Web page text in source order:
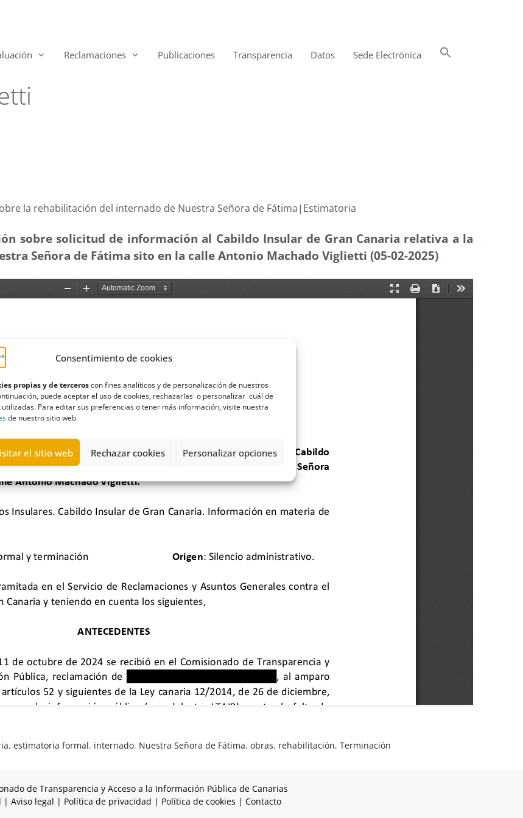
Consentimiento de cookies
propias y de terceroscon fines analíticos y de personalización de nuestros
puede aceptar el uso de cookies, rechazarlas o personalizar cuál de
Para editar sus preferencias o tener más información, visite nuestra
de nuestro sitio web.
el sitio web Rechazar cookies Personalizar opciones
Reclamaciones Publicaciones Transparencia Datos Sede Electrónica
sobre la rehabilitación del internado de Nuestra Señora de Fátima|Estimatoria
sobre solicitud de información al Cabildo Insular de Gran Canaria relativa a la
Señora de Fátima sito en la calle Antonio Machado Viglietti (05-02-2025)
,estimatoria formal, internado, Nuestra Señora de Fátima,obras, rehabilitación,Terminación
de Transparencia y Acceso a la Información Pública de Canarias
| Aviso legal | Política de privacidad | Política de cookies | Contacto